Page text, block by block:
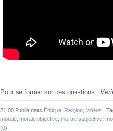
Pour se former sur ces questions :
21:00 Publié dans Éthique Religion Vidéos |
morale morale objective morale subjective
(0)